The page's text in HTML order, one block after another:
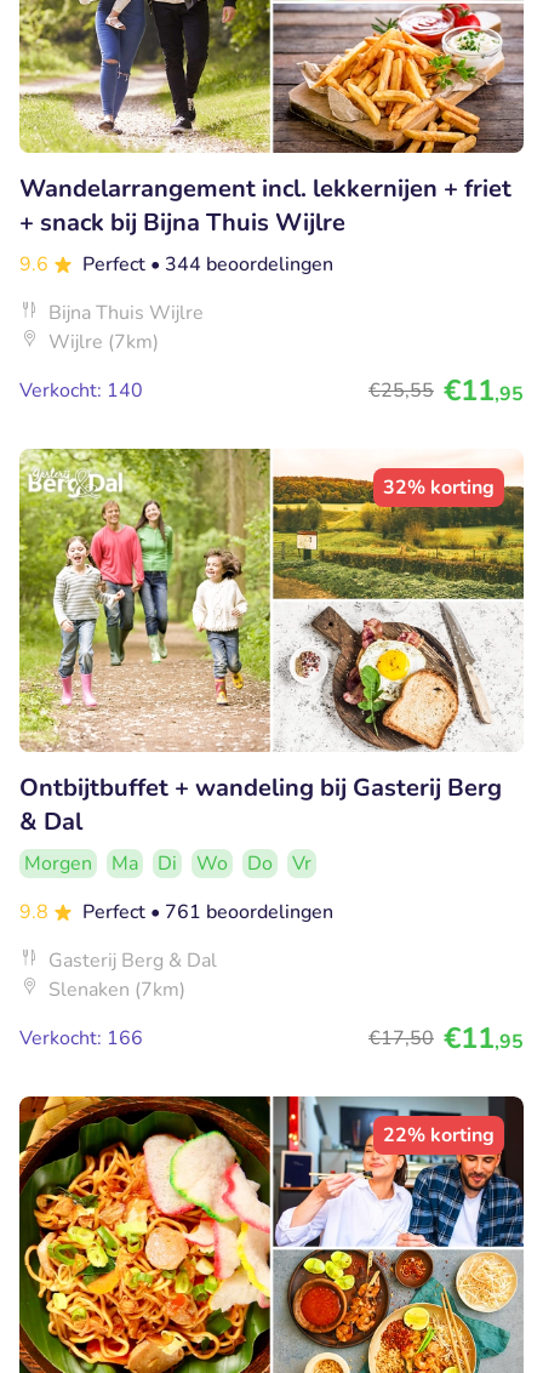
Wandelarrangement incl. lekkernijen + friet
+ snack bij Bijna Thuis Wijlre
9.6 Perfect • 344 beoordelingen
Bijna Thuis Wijlre
Wijlre (7km)
Verkocht: 140
€25,55 €11,95
32% korting
Ontbijtbuffet + wandeling bij Gasterij Berg
& Dal
Morgen Ma Di Wo Do
Vr
9.8
Perfect • 761 beoordelingen
Gasterij Berg & Dal
Slenaken (7km)
Verkocht: 166
€17,50 €11,95
22% korting